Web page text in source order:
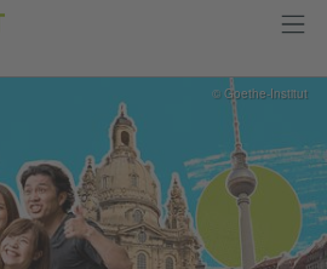
© Goethe-Institut